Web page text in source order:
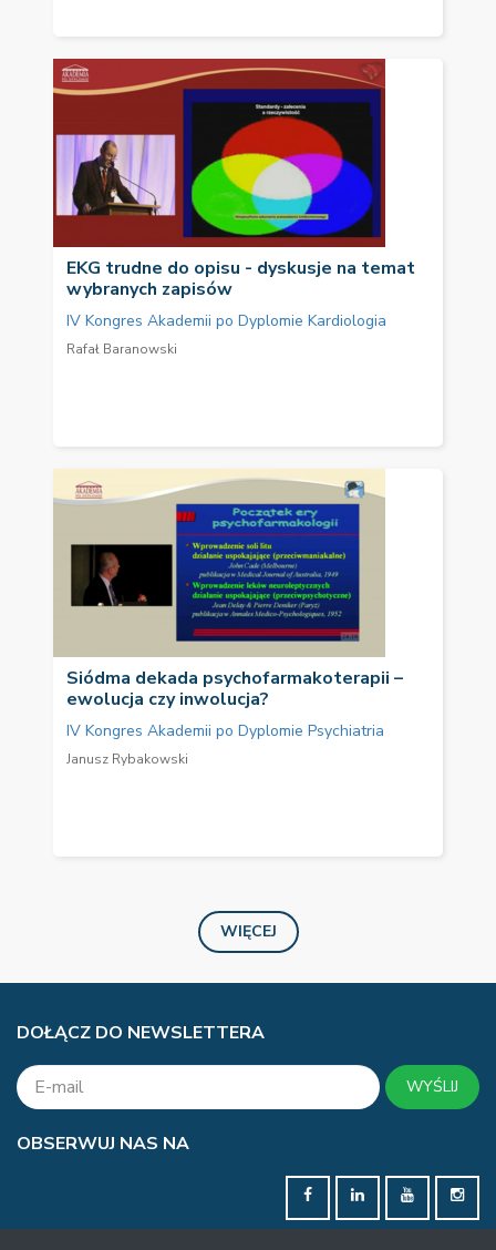
EKG trudne do opisu - dyskusje na temat
wybranych zapisów
IV Kongres Akademii po Dyplomie Kardiologia
Rafał Baranowski
Siódma dekada psychofarmakoterapii –
ewolucja czy inwolucja?
IV Kongres Akademii po Dyplomie Psychiatria
Janusz Rybakowski
WIĘCEJ
DOŁĄCZ DO NEWSLETTERA
WYŚLIJ
OBSERWUJ NAS NA